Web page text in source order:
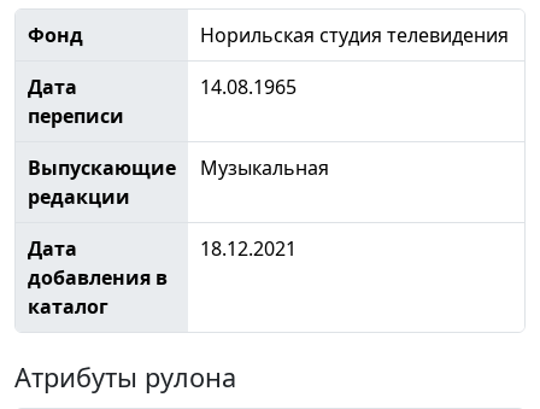
Фонд
Норильская студия телевидения
Дата
переписи
14.08.1965
Выпускающие
редакции
Музыкальная
Дата
добавления в
каталог
18.12.2021
Атрибуты рулона